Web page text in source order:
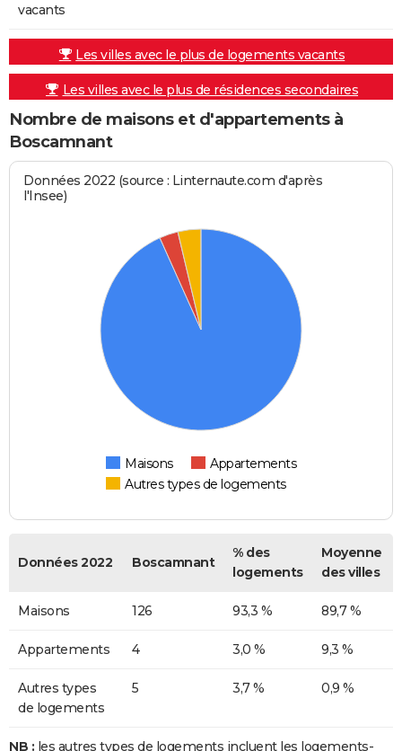
vacants
Les villes avec le plus de logements vacants
Les villes avec le plus de résidences secondaires
Nombre de maisons et d'appartements à
Boscamnant
Données 2022 (source : Linternaute.com d'après
l'Insee)
Maisons
Appartements
Autres types de logements
Données 2022 Boscamnant
% des
logements
Moyenne
des villes
Maisons 126 93,3 % 89,7 %
Appartements 4 3,0 % 9,3 %
Autres types
de logements
5 3,7 % 0,9 %
NB : les autres types de logements incluent les logements-